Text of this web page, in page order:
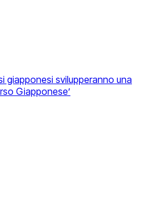
giapponesi svilupperanno una
Giapponese’